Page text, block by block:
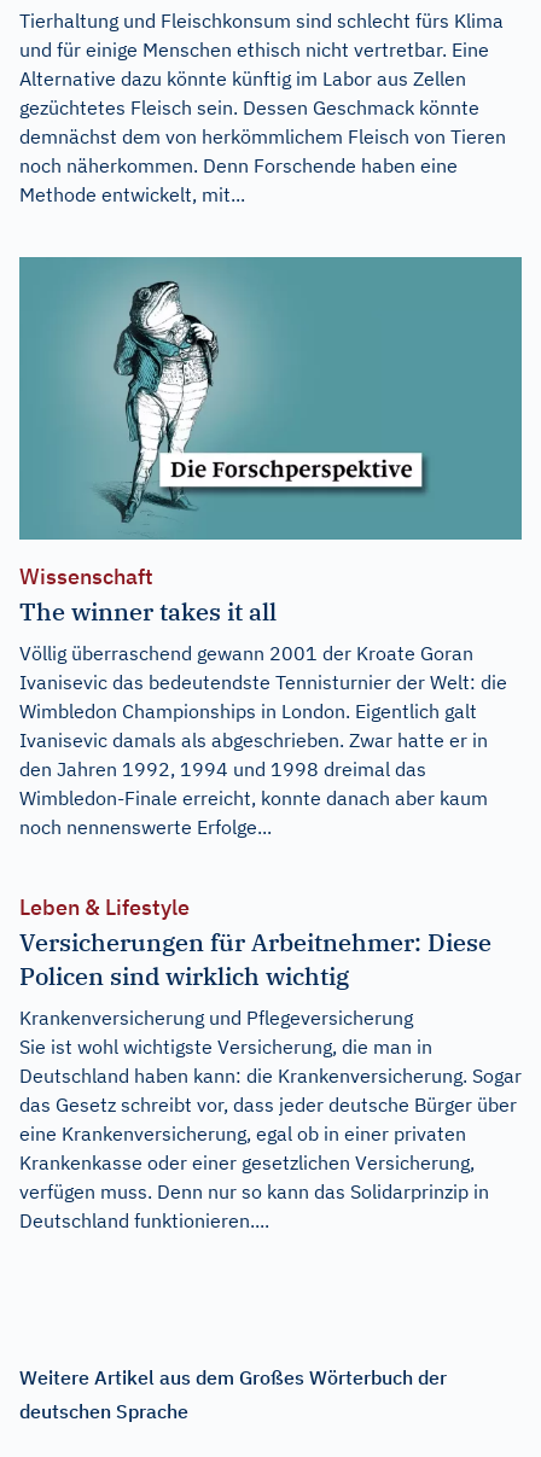
Tierhaltung und Fleischkonsum sind schlecht fürs Klima
und für einige Menschen ethisch nicht vertretbar. Eine
Alternative dazu könnte künftig im Labor aus Zellen
gezüchtetes Fleisch sein. Dessen Geschmack könnte
demnächst dem von herkömmlichem Fleisch von Tieren
noch näherkommen. Denn Forschende haben eine
Methode entwickelt, mit...
Wissenschaft
The winner takes it all
Völlig überraschend gewann 2001 der Kroate Goran
Ivanisevic das bedeutendste Tennisturnier der Welt: die
Wimbledon Championships in London. Eigentlich galt
Ivanisevic damals als abgeschrieben. Zwar hatte er in
den Jahren 1992, 1994 und 1998 dreimal das
Wimbledon-Finale erreicht, konnte danach aber kaum
noch nennenswerte Erfolge...
Leben & Lifestyle
Versicherungen für Arbeitnehmer: Diese
Policen sind wirklich wichtig
Krankenversicherung und Pflegeversicherung
Sie ist wohl wichtigste Versicherung, die man in
Deutschland haben kann: die Krankenversicherung. Sogar
das Gesetz schreibt vor, dass jeder deutsche Bürger über
eine Krankenversicherung, egal ob in einer privaten
Krankenkasse oder einer gesetzlichen Versicherung,
verfügen muss. Denn nur so kann das Solidarprinzip in
Deutschland funktionieren....
Weitere Artikel aus dem Großes Wörterbuch der
deutschen Sprache